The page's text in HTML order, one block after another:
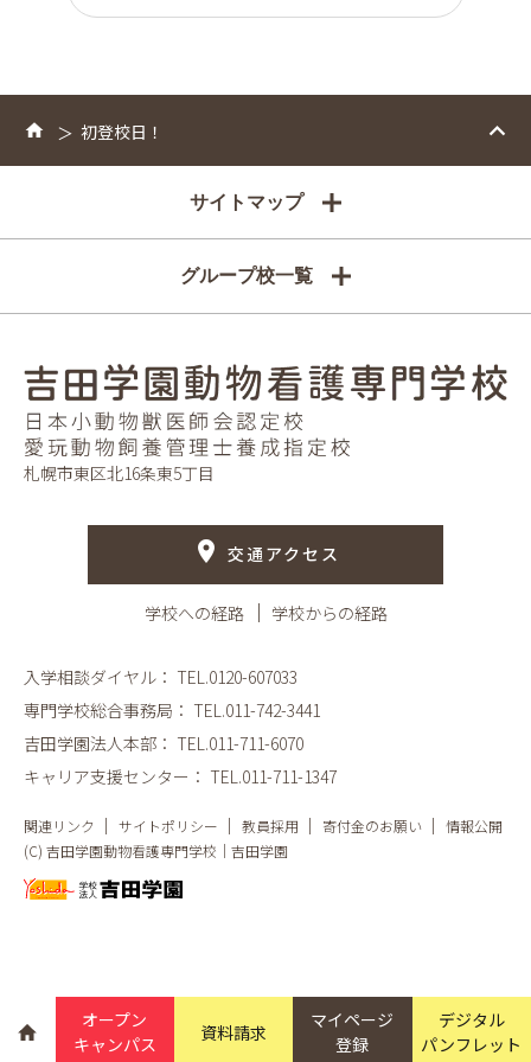
初登校日！
サイトマップ
グループ校一覧
札幌市東区北16条東5丁目
交通アクセス
学校への経路 学校からの経路
入学相談ダイヤル： TEL.0120-607033
専門学校総合事務局： TEL.011-742-3441
吉田学園法人本部： TEL.011-711-6070
キャリア支援センター： TEL.011-711-1347
関連リンク サイトポリシー 教員採用 寄付金のお願い
情報公開
(C) 吉田学園動物看護専門学校｜吉田学園
オープン
キャンパス
資料請求
マイページ
登録
デジタル
パンフレット